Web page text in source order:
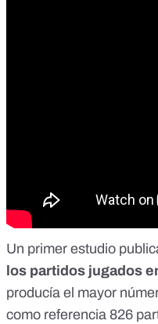
Un primer estudio
los partidos jugados
producía el mayor
como referencia 826